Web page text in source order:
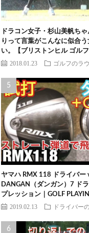
ドラコン女子・杉山美帆ち
りって言葉がこんなに似合
い。【ブリストンヒル ゴル
2018.01.23 ゴルフのラ
ヤマハ RMX 118 ドライバー
DANGAN（ダンガン）7 ド
プレッション｜GOLF
2019.02.13 ドライバー